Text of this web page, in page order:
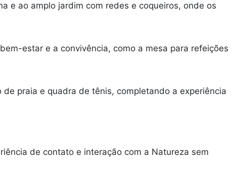
e ao amplo jardim com redes e coqueiros, onde os
estar e a convivência, como a mesa para refeições
praia e quadra de tênis, completando a experiência
de contato e interação com a Natureza sem